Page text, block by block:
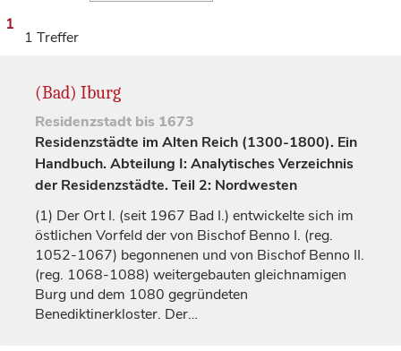
1
1 Treffer
(Bad) Iburg
Residenzstadt bis 1673
Residenzstädte im Alten Reich (1300-1800). Ein
Handbuch. Abteilung I: Analytisches Verzeichnis
der Residenzstädte. Teil 2: Nordwesten
(1) Der Ort I. (seit 1967 Bad I.) entwickelte sich im
östlichen Vorfeld der von BischofBenno I. (reg.
1052-1067) begonnenen und von BischofBenno II.
(reg. 1068-1088) weitergebauten gleichnamigen
Burg und dem 1080 gegründeten
Benediktinerkloster. Der…